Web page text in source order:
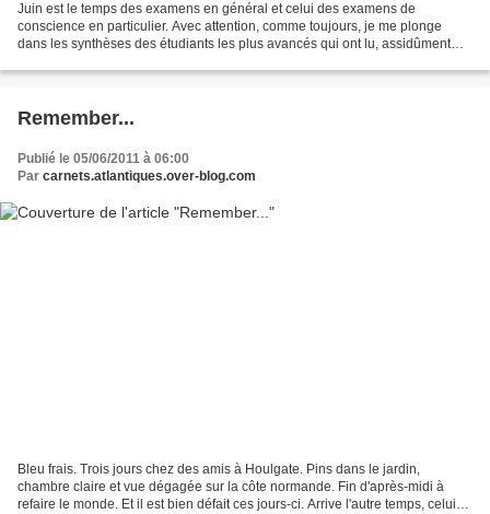
Juin est le temps des examens en général et celui des examens de
conscience en particulier. Avec attention, comme toujours, je me plonge
dans les synthèses des étudiants les plus avancés qui ont lu, assidûment
Remember...
Publié le 05/06/2011 à 06:00
Par carnets.atlantiques.over-blog.com
Bleu frais. Trois jours chez des amis à Houlgate. Pins dans le jardin,
chambre claire et vue dégagée sur la côte normande. Fin d'après-midi à
refaire le monde. Et il est bien défait ces jours-ci. Arrive l'autre temps, celui